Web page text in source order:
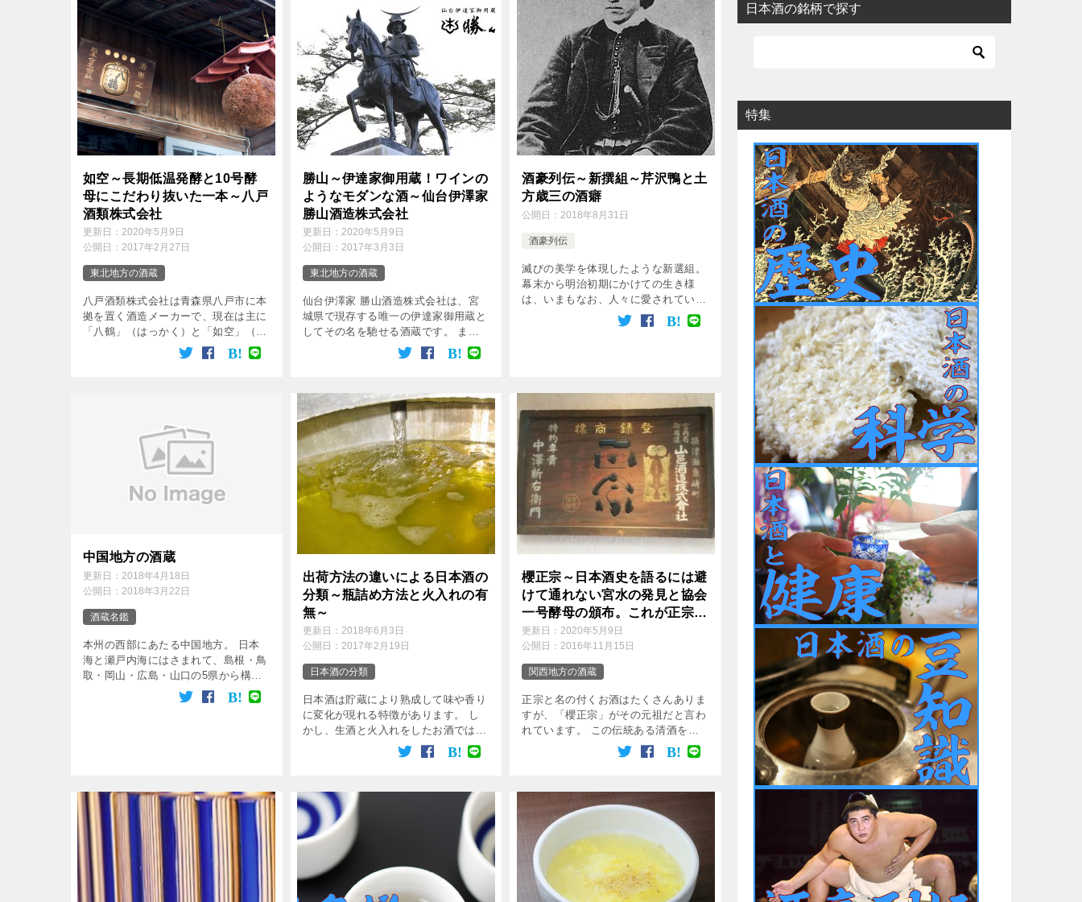
如空～長期低温発酵と10号酵
母にこだわり抜いた一本～八戸
酒類株式会社
更新日： 2020年5月9日
公開日： 2017年2月27日
東北地方の酒蔵
八戸酒類株式会社は青森県八戸市に本
拠を置く酒造メーカーで、現在は主に
「八鶴」（はっかく）と「如空」（じ
ょくう）の2つの酒銘のお酒をそれぞ
れ別々の工場で醸造しています。 南
勝山～伊達家御用蔵！ワインの
ようなモダンな酒～仙台伊澤家
勝山酒造株式会社
更新日： 2020年5月9日
公開日： 2017年3月3日
東北地方の酒蔵
仙台伊澤家 勝山酒造株式会社は、宮
城県で現存する唯一の伊達家御用蔵と
してその名を馳せる酒蔵です。 まる
でブランデーのような、ロゴが刻まれ
たボトルとセンスの良いラベルは、ま
酒豪列伝～新撰組～芹沢鴨と土
方歳三の酒癖
公開日：2018年8月31日
酒豪列伝
滅びの美学を体現したような新選組。
幕末から明治初期にかけての生き様
は、いまもなお、人々に愛されていま
す。 厳しい局中法度があったことで
も有名な新選組ですが、酒は例外。
中国地方の酒蔵
更新日： 2018年4月18日
公開日： 2018年3月22日
酒蔵名鑑
本州の西部にあたる中国地方。 日本
海と瀬戸内海にはさまれて、島根・鳥
取・岡山・広島・山口の5県から構成
されています。 昔から、甘口の酒が
多いのが、この地方の酒蔵の特徴。
出荷方法の違いによる日本酒の
分類～瓶詰め方法と火入れの有
無～
更新日： 2018年6月3日
公開日： 2017年2月19日
日本酒の分類
日本酒は貯蔵により熟成して味や香り
に変化が現れる特徴があります。 し
かし、生酒と火入れをしたお酒では熟
成の仕方にかなりの差が生まれます。
特に本生酒の場合は酵素の活性が失わ
れているでんぷ […]
櫻正宗～日本酒史を語るには避
けて通れない宮水の発見と協会
一号酵母の頒布。これが正宗の
元祖だ！～櫻正宗株式会社
更新日：2020年5月9日
公開日：2016年11月15日
関西地方の酒蔵
正宗と名の付くお酒はたくさんありま
すが、「櫻正宗」がその元祖だと言わ
れています。 この伝統ある清酒を造
り続けているのが、櫻正宗株式会社で
す。 口当たりがよくやや辛口の酒質
日本酒の銘柄で探す
特集